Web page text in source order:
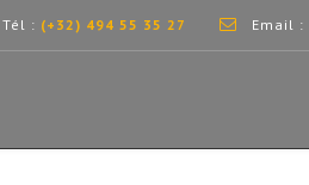
Tél : (+32) 494 55 35 27 Email :